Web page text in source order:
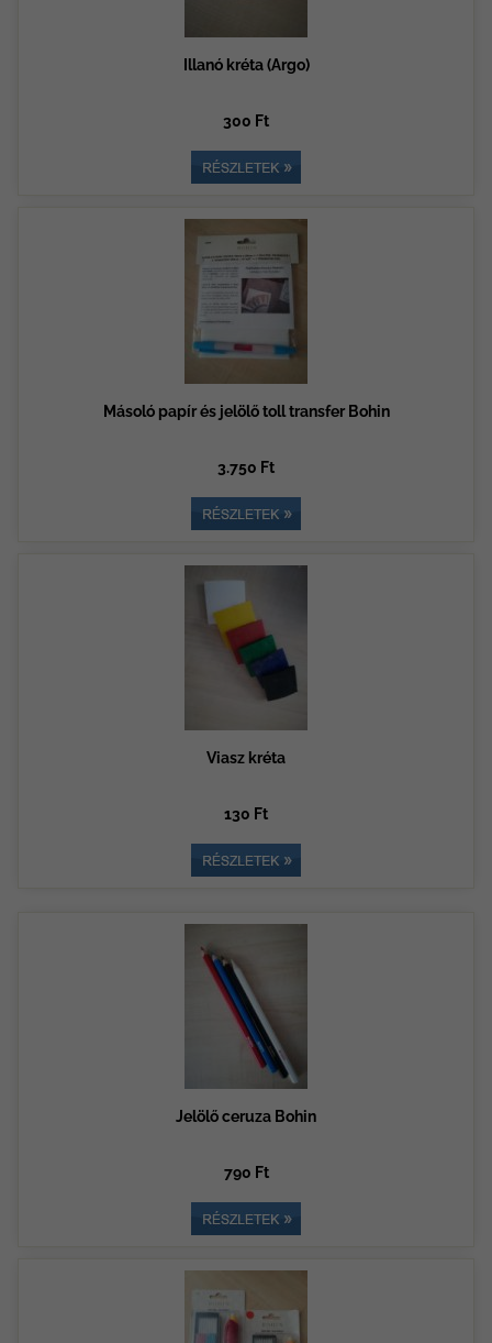
Illanó kréta (Argo)
300 Ft
Másoló papír és jelölő toll transfer Bohin
3.750 Ft
Viasz kréta
130 Ft
Jelölő ceruza Bohin
790 Ft